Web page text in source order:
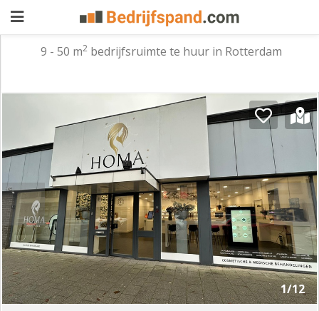
zoeken
Waarom
adverteren
Premium
adverteren
Blog
Registreren
Login
9 - 50 m2bedrijfsruimte te huur in Rotterdam
1/12